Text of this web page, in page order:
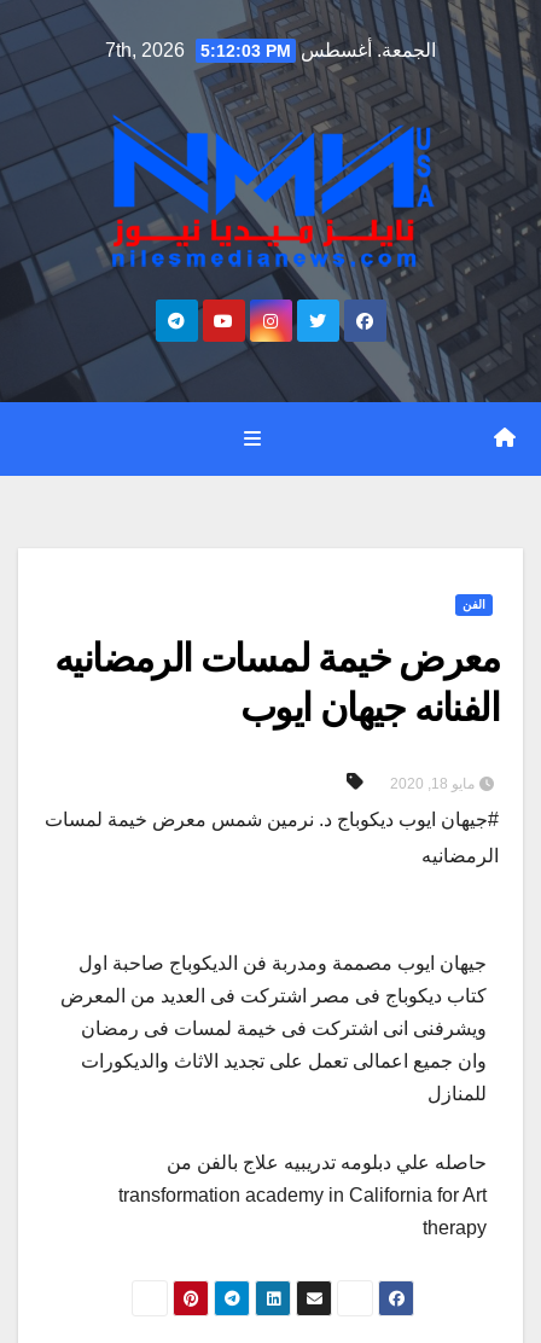
Skip
to
content
الجمعة. أغسطس 7th, 2026 5:12:04 PM
الفن
معرض خيمة لمسات الرمضانيه
الفنانه جيهان ايوب
مايو 18, 2020
#جيهان ايوب ديكوباج د. نرمين شمس معرض خيمة لمسات
الرمضانيه
جيهان ايوب مصممة ومدربة فن الديكوباج صاحبة اول
كتاب ديكوباج فى مصر اشتركت فى العديد من المعرض
ويشرفنى انى اشتركت فى خيمة لمسات فى رمضان
وان جميع اعمالى تعمل على تجديد الاثاث والديكورات
للمنازل
حاصله علي دبلومه تدريبيه علاج بالفن من
transformation academy in California for Art
therapy